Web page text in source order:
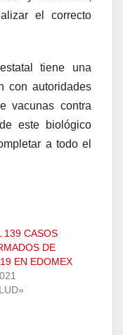
el correcto
tiene una
con autoridades
vacunas contra
este biológico
a todo el
139 CASOS
DE
EN EDOMEX